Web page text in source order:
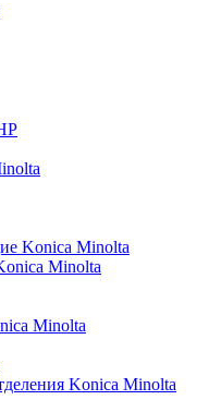
Konica Minolta
Minolta
Minolta
Konica Minolta